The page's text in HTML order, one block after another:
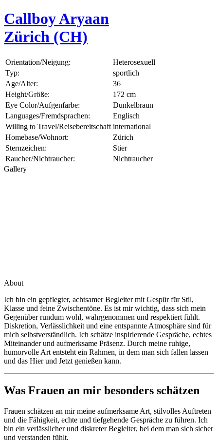
Callboy Aryaan
Zürich (CH)
Orientation/Neigung:
Heterosexuell
Typ:
sportlich
Age/Alter:
36
Height/Größe:
172 cm
Eye Color/Aufgenfarbe:
Dunkelbraun
Languages/Fremdsprachen:
Englisch
Willing to Travel/Reisebereitschaft international
Homebase/Wohnort:
Zürich
Sternzeichen:
Stier
Raucher/Nichtraucher:
Nichtraucher
Gallery
About
Ich bin ein gepflegter, achtsamer Begleiter mit Gespür für Stil,
Klasse und feine Zwischentöne. Es ist mir wichtig, dass sich mein
Gegenüber rundum wohl, wahrgenommen und respektiert fühlt.
Diskretion, Verlässlichkeit und eine entspannte Atmosphäre sind für
mich selbstverständlich. Ich schätze inspirierende Gespräche, echtes
Miteinander und aufmerksame Präsenz. Durch meine ruhige,
humorvolle Art entsteht ein Rahmen, in dem man sich fallen lassen
und das Hier und Jetzt genießen kann.
Was Frauen an mir besonders schätzen
Frauen schätzen an mir meine aufmerksame Art, stilvolles Auftreten
und die Fähigkeit, echte und tiefgehende Gespräche zu führen. Ich
bin ein verlässlicher und diskreter Begleiter, bei dem man sich sicher
und verstanden fühlt.